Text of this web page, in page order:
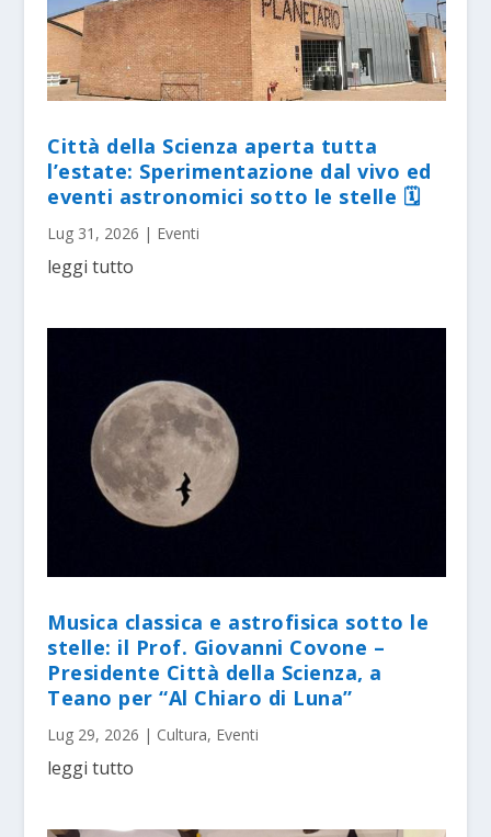
Città della Scienza aperta tutta
l’estate: Sperimentazione dal vivo ed
eventi astronomici sotto le stelle 🗓
Lug 31, 2026 | Eventi
leggi tutto
Musica classica e astrofisica sotto le
stelle: il Prof. Giovanni Covone –
Presidente Città della Scienza, a
Teano per “Al Chiaro di Luna”
Lug 29, 2026 | Cultura, Eventi
leggi tutto